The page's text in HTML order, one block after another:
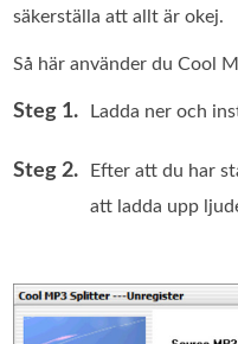
säkerställa att allt är okej.
Så här använder du Cool
Steg 1. Ladda ner och
Steg 2. Efter att du har
att ladda upp